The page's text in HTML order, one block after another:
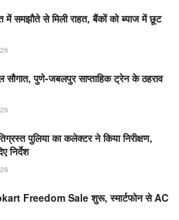
समझौते से मिली राहत, बैंकों को ब्याज में छूट
सौगात, पुणे-जबलपुर साप्ताहिक ट्रेन के ठहराव
पुलिया का कलेक्टर ने किया निरीक्षण,
निर्देश
Freedom Sale शुरू, स्मार्टफोन से AC